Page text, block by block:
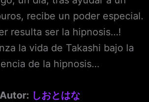
recibe un poder especial.
resulta ser la hipnosis…!
la vida de Takashi bajo la
de la hipnosis…
Autor: しおとはな